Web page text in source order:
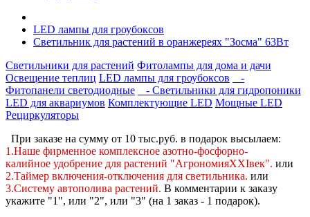
LED лампы для гроубоксов
Светильник для растений в оранжереях "Зосма" 63Вт
Светильники для растений Фитолампы для дома и дачи
Освещение теплиц LED лампы для гроубоксов
-
Фитопанели светодиодные
- Светильники для гидропоники
LED для аквариумов Комплектующие LED Мощные LED
Рециркуляторы
При заказе на сумму от 10 тыс.руб. в подарок высылаем:
1.Наше фирменное комплексное азотно-фосфорно-
калийное удобрение для растений "АгрономияXXIвек". или
2.Таймер включения-отключения для светильника. или
3.Систему автополива растений. В комментарии к заказу
укажите "1", или "2", или "3" (на 1 заказ - 1 подарок).